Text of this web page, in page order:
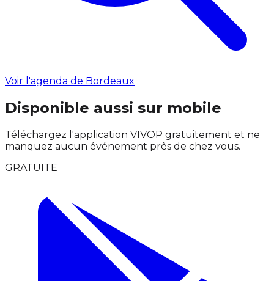
Voir l'agenda de Bordeaux
Disponible aussi sur mobile
Téléchargez l'application VIVOP gratuitement et ne
manquez aucun événement près de chez vous.
GRATUITE